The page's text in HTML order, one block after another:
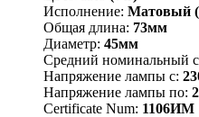
Исполнение: Матовый
Общая длина: 73мм
Диаметр: 45мм
Средний номинальный
Напряжение лампы с:
Напряжение лампы по:
Certificate Num: 1106ИМ